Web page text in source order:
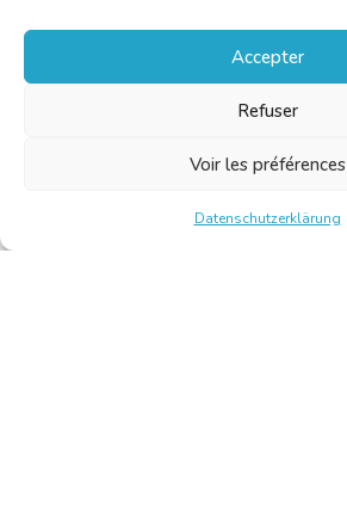
Accepter
Refuser
Voir les préférences
Datenschutzerklärung